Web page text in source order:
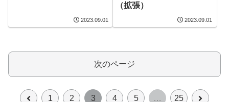
2023.09.01
（拡張）
2023.09.01
次のページ
前 1 2 3 4 5 … 25 次